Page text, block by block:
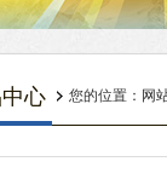
心 您的位置： 网